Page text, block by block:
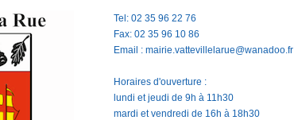
Tel: 02 35 96 22 76
Fax: 02 35 96 10 86
Email : mairie.vattevillelarue@wanadoo.fr
Horaires d'ouverture :
lundi et jeudi de 9h à 11h30
mardi et vendredi de 16h à 18h30